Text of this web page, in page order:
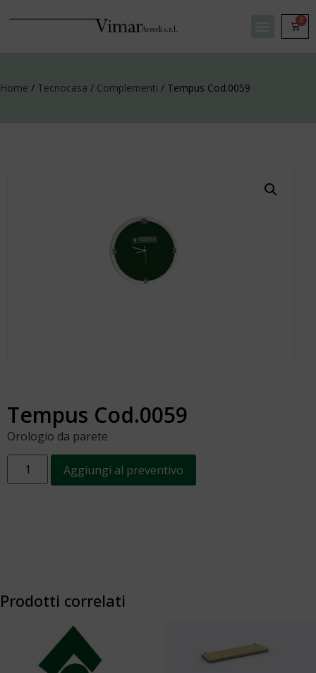
0
Home / Tecnocasa / Complementi / Tempus Cod.0059
Tempus Cod.0059
Orologio da parete
Aggiungi al preventivo
Prodotti correlati